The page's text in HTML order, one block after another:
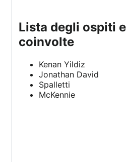
lista degli ospiti e figure
coinvolte
Kenan Yildiz
Jonathan David
Spalletti
McKennie